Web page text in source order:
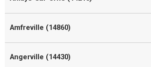
Amfreville (14860)
Angerville (14430)